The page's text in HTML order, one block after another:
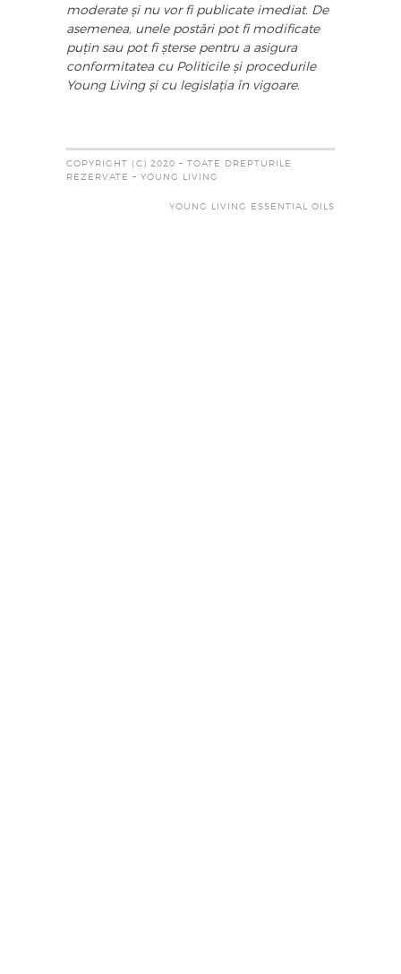
moderate și nu vor fi publicate imediat. De
asemenea, unele postări pot fi modificate
puțin sau pot fi șterse pentru a asigura
conformitatea cu Politicile și procedurile
Young Living și cu legislația în vigoare.
COPYRIGHT (C) 2020 – TOATE DREPTURILE
REZERVATE – YOUNG LIVING
YOUNG LIVING ESSENTIAL OILS